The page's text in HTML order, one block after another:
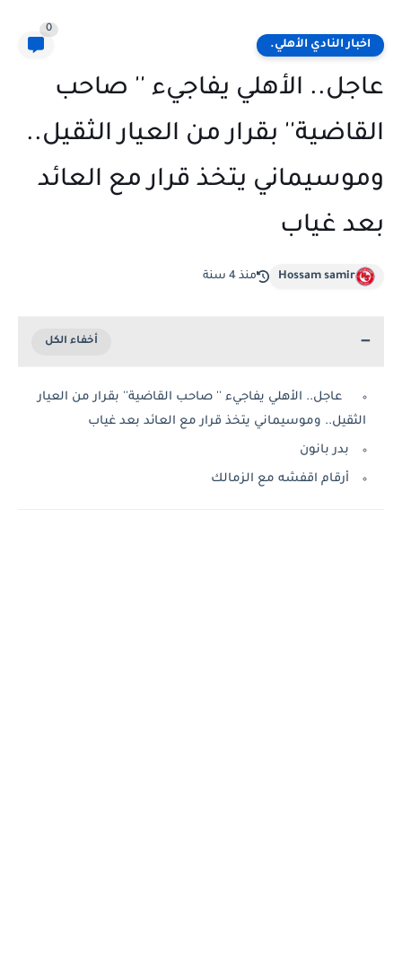
اخبار النادي الأهلي.
0
عاجل.. الأهلي يفاجيء '' صاحب
القاضية'' بقرار من العيار الثقيل..
وموسيماني يتخذ قرار مع العائد
بعد غياب
Hossam samir منذ 4 سنة
عاجل.. الأهلي يفاجيء '' صاحب القاضية'' بقرار من العيار
الثقيل.. وموسيماني يتخذ قرار مع العائد بعد غياب
بدر بانون
أرقام اقفشه مع الزمالك